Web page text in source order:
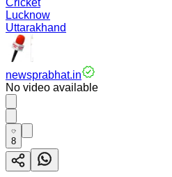
Cricket
Lucknow
Uttarakhand
newsprabhat.in
No video available
8